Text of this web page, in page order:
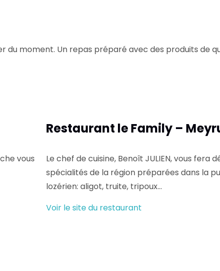
moment. Un repas préparé avec des produits de
vous
Restaurant le Family –
Le chef de cuisine, Benoît JULIEN, vous fera
spécialités de la région préparées dans la
lozérien: aligot, truite, tripoux…
Voir le site du restaurant